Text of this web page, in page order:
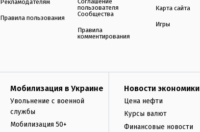
Рекламодателям
Правила пользования
пользователя
Сообщества
Правила
комментирования
Карта сайта
Игры
Мобилизация в Украине
Увольнение с военной
службы
Мобилизация 50+
Новости экономики
Цена нефти
Курсы валют
Финансовые новости